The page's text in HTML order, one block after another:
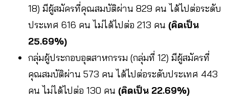
18) มีผู้สมัครที่คุณสมบัติผ่าน 829 คน ได้ไปต่อระดับ
ประเทศ 616 คน ไม่ได้ไปต่อ 213 คน (คิดเป็น
25.69%)
กลุ่มผู้ประกอบอุตสาหกรรม (กลุ่มที่ 12) มีผู้สมัครที่
คุณสมบัติผ่าน 573 คน ได้ไปต่อระดับประเทศ 443
คน ไม่ได้ไปต่อ 130 คน (คิดเป็น 22.69%)